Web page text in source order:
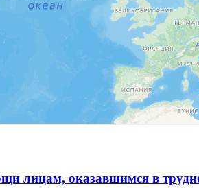
лицам, оказавшимся в